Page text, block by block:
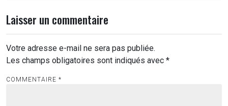
l’article
Laisser un commentaire
Votre adresse e-mail ne sera pas publiée.
Les champs obligatoires sont indiqués avec *
COMMENTAIRE *